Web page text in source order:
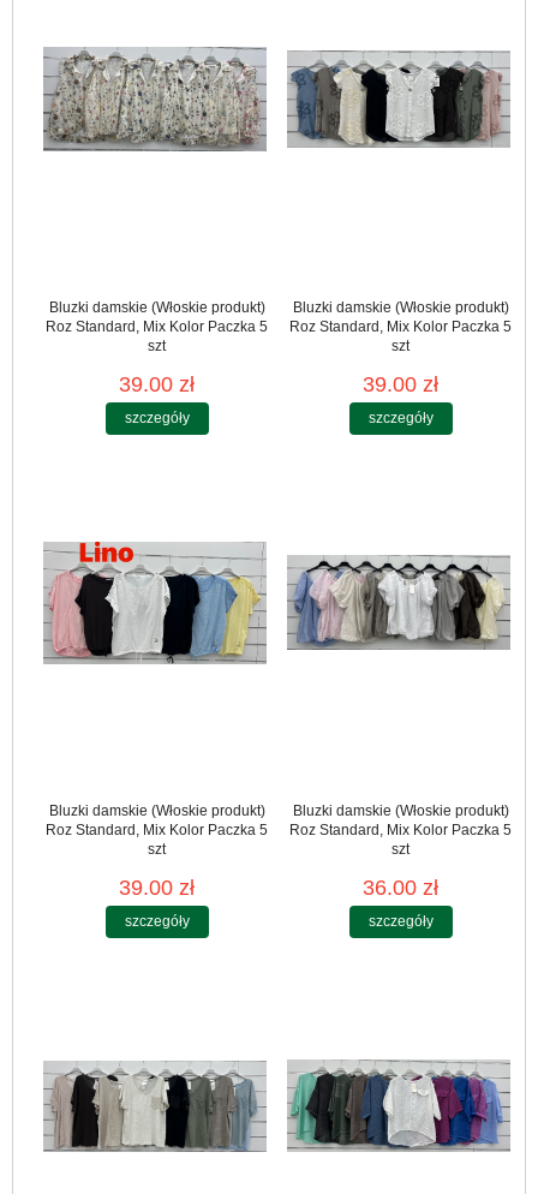
Bluzki damskie (Włoskie produkt)
Roz Standard, Mix Kolor Paczka 5
szt
39.00 zł
szczegóły
Bluzki damskie (Włoskie produkt)
Roz Standard, Mix Kolor Paczka 5
szt
39.00 zł
szczegóły
Bluzki damskie (Włoskie produkt)
Roz Standard, Mix Kolor Paczka 5
szt
39.00 zł
szczegóły
Bluzki damskie (Włoskie produkt)
Roz Standard, Mix Kolor Paczka 5
szt
36.00 zł
szczegóły